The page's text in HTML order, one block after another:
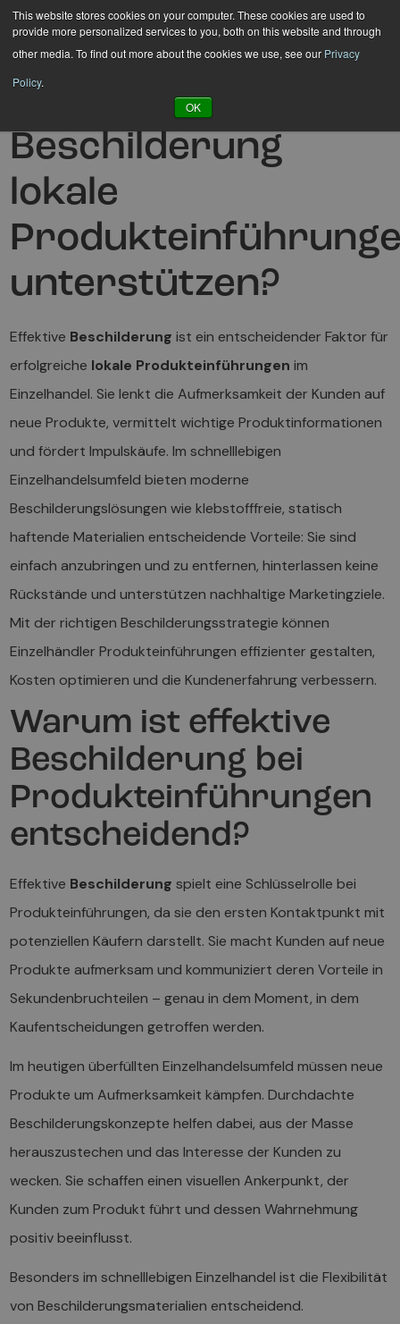
This website stores cookies on your computer. These cookies are used to
provide more personalized services to you, both on this website and through
other media. To find out more about the cookies we use, see our Privacy
Policy.
OK
Hyppää
sisältöön
Wie kann
Beschilderung
lokale
unterstützen?
Effektive Beschilderung ist ein entscheidender Faktor für
erfolgreiche lokale Produkteinführungen im
Einzelhandel. Sie lenkt die Aufmerksamkeit der Kunden auf
neue Produkte, vermittelt wichtige Produktinformationen
und fördert Impulskäufe. Im schnelllebigen
Einzelhandelsumfeld bieten moderne
Beschilderungslösungen wie klebstofffreie, statisch
haftende Materialien entscheidende Vorteile: Sie sind
einfach anzubringen und zu entfernen, hinterlassen keine
Rückstände und unterstützen nachhaltige Marketingziele.
Mit der richtigen Beschilderungsstrategie können
Einzelhändler Produkteinführungen effizienter gestalten,
Kosten optimieren und die Kundenerfahrung verbessern.
Warum ist effektive
Beschilderung bei
Produkteinführungen
entscheidend?
Effektive Beschilderung spielt eine Schlüsselrolle bei
Produkteinführungen, da sie den ersten Kontaktpunkt mit
potenziellen Käufern darstellt. Sie macht Kunden auf neue
Produkte aufmerksam und kommuniziert deren Vorteile in
Sekundenbruchteilen – genau in dem Moment, in dem
Kaufentscheidungen getroffen werden.
Im heutigen überfüllten Einzelhandelsumfeld müssen neue
Produkte um Aufmerksamkeit kämpfen. Durchdachte
Beschilderungskonzepte helfen dabei, aus der Masse
herauszustechen und das Interesse der Kunden zu
wecken. Sie schaffen einen visuellen Ankerpunkt, der
Kunden zum Produkt führt und dessen Wahrnehmung
positiv beeinflusst.
Besonders im schnelllebigen Einzelhandel ist die Flexibilität
von Beschilderungsmaterialien entscheidend.